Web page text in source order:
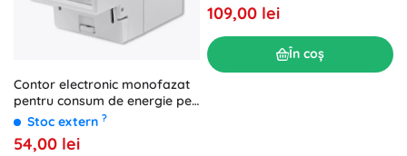
Contor electronic monofazat
pentru consum de energie pe
șină DIN
Stoc extern ?
54,00 lei
109,00 lei
În coș